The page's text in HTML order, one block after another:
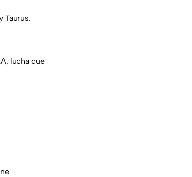
Taurus.
lucha que